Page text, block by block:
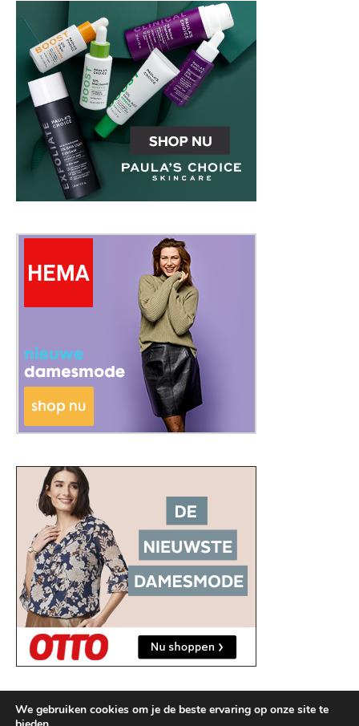
We gebruiken cookies om je de beste ervaring op onze site te